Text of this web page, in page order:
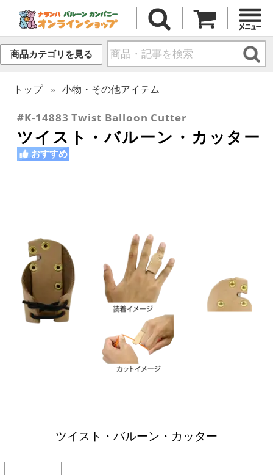
商品カテゴリを見る
トップ 小物・その他アイテム
#K-14883 Twist Balloon Cutter
ツイスト・バルーン・カッター
おすすめ
ツイスト・バルーン・カッター